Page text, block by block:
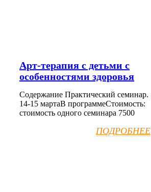
Арт-терапия с детьми с
особенностями здоровья
Содержание Практический семинар.
14-15 мартаВ программеСтоимость:
стоимость одного семинара 7500
ПОДРОБНЕЕ